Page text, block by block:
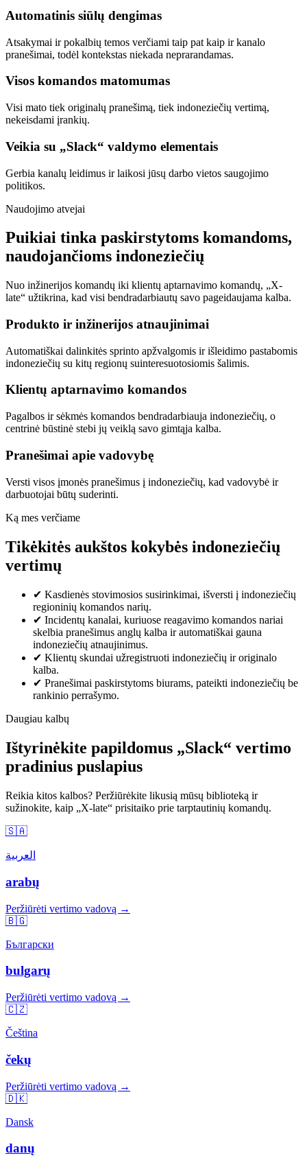
Automatinis siūlų dengimas
Atsakymai ir pokalbių temos verčiami taip pat kaip ir kanalo
pranešimai, todėl kontekstas niekada neprarandamas.
Visos komandos matomumas
Visi mato tiek originalų pranešimą, tiek indoneziečių vertimą,
nekeisdami įrankių.
Veikia su „Slack“ valdymo elementais
Gerbia kanalų leidimus ir laikosi jūsų darbo vietos saugojimo
politikos.
Naudojimo atvejai
Puikiai tinka paskirstytoms komandoms,
naudojančioms indoneziečių
Nuo inžinerijos komandų iki klientų aptarnavimo komandų, „X-
late“ užtikrina, kad visi bendradarbiautų savo pageidaujama kalba.
Produkto ir inžinerijos atnaujinimai
Automatiškai dalinkitės sprinto apžvalgomis ir išleidimo pastabomis
indoneziečių su kitų regionų suinteresuotosiomis šalimis.
Klientų aptarnavimo komandos
Pagalbos ir sėkmės komandos bendradarbiauja indoneziečių, o
centrinė būstinė stebi jų veiklą savo gimtąja kalba.
Pranešimai apie vadovybę
Versti visos įmonės pranešimus į indoneziečių, kad vadovybė ir
darbuotojai būtų suderinti.
Ką mes verčiame
Tikėkitės aukštos kokybės indoneziečių
vertimų
✔ Kasdienės stovimosios susirinkimai, išversti į indoneziečių
regioninių komandos narių.
✔ Incidentų kanalai, kuriuose reagavimo komandos nariai
skelbia pranešimus anglų kalba ir automatiškai gauna
indoneziečių atnaujinimus.
✔ Klientų skundai užregistruoti indoneziečių ir originalo
kalba.
✔ Pranešimai paskirstytoms biurams, pateikti indoneziečių be
rankinio perrašymo.
Daugiau kalbų
Ištyrinėkite papildomus „Slack“ vertimo
pradinius puslapius
Reikia kitos kalbos? Peržiūrėkite likusią mūsų biblioteką ir
sužinokite, kaip „X-late“ prisitaiko prie tarptautinių komandų.
🇸🇦
العربية
arabų
Peržiūrėti vertimo vadovą →
🇧🇬
Български
bulgarų
Peržiūrėti vertimo vadovą →
🇨🇿
Čeština
čekų
Peržiūrėti vertimo vadovą →
🇩🇰
Dansk
danų